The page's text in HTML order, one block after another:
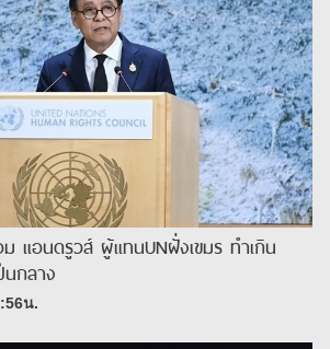
แอนดรูวส์ ผู้แทนUNฝั่งเขมร ทำเกิน
กลาง
น.